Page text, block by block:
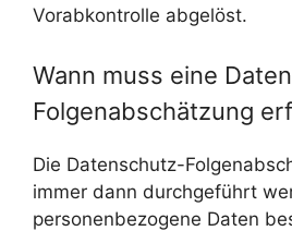
Vorabkontrolle abgelöst.
Wann muss eine
Folgenabschätzung
Die Datenschutz-
immer dann durchgeführt
personenbezogene Daten